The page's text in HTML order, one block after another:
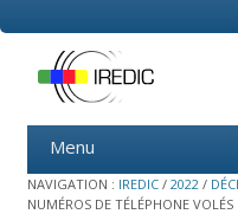
Menu
content
NAVIGATION : IREDIC / 2022 /
NUMÉROS DE TÉLÉPHONE VOLÉS